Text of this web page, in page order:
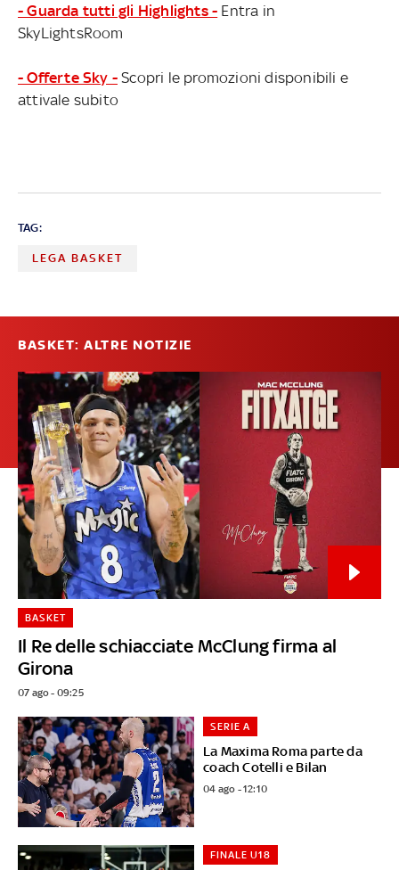
- Guarda tutti gli Highlights - Entra in
SkyLightsRoom
- Offerte Sky - Scopri le promozioni disponibili e
attivale subito
TAG:
LEGA BASKET
BASKET: ALTRE NOTIZIE
Il Re delle schiacciate McClung firma al
Girona
BASKET
07 ago - 09:25
La Maxima Roma parte da
coach Cotelli e Bilan
SERIE A
04 ago - 12:10
FINALE U18